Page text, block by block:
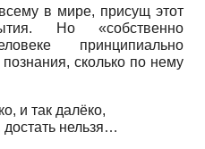
в мире, присущ этот
Но «собственно
принципиально
сколько по нему
и так далёко,
нельзя…